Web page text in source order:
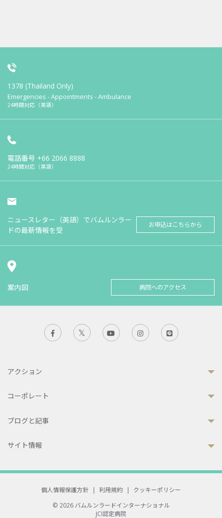
1378 (Thailand Only)
Emergencies - Appointments - Ambulance
24時間対応（英語）
電話番号 +66 2066 8888
24時間対応（英語）
ニュースレター（英語）でバムルンラー
ドの最新情報を受
お申込はこちらから
案内図 病院へのアクセス
アクション
コーポレート
ブログと記事
サイト情報
個人情報保護方針 | 利用規約 |
クッキーポリシー
© 2026 バムルンラードインターナショナル
JCI認定病院